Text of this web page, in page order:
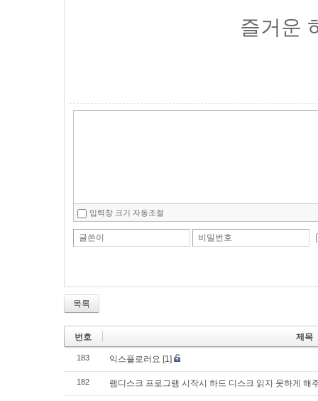
즐거운
입력창 크기 자동조절
글쓴이 비밀번호
목록
번호 제목
183 익스플로러요 [1]
182 램디스크 프로그램 시작시 하드 디스크 읽지 못하게 해